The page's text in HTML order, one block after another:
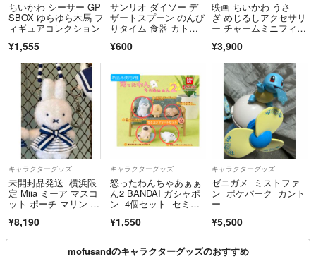
ちいかわ シーサー GP
SBOX ゆらゆら木馬 フ
ィギュアコレクション
¥1,555
サンリオ ダイソー デ
ザートスプーン のんび
りタイム 食器 カトラ
¥600
映画 ちいかわ うさ
ぎ めじるしアクセサリ
ー チャームミニフィギ
¥3,900
キャラクターグッズ
未開封品発送 横浜限
定 Miia ミーア マスコ
ット ポーチ マリン mi
ト ミッフィー
¥8,190
キャラクターグッズ
怒ったわんちゃあぁぁ
ん2 BANDAI ガシャポ
ン 4個セット セミコ
用
¥1,550
キャラクターグッズ
ゼニガメ ミストファ
ン ポケパーク カント
ー
¥5,500
mofusandのキャラクターグッズのおすすめ